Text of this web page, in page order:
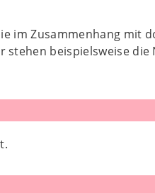
im Zusammenhang mit
beispielsweise die